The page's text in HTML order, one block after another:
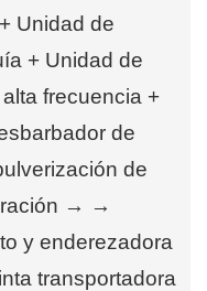
Unidad de
+ Unidad de
frecuencia +
de
de
→ →
y enderezadora
transportadora